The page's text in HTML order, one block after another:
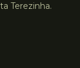
Terezinha.